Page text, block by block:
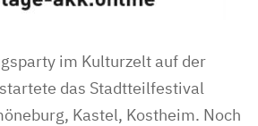
im Kulturzelt auf der
das Stadtteilfestival
Kastel, Kostheim. Noch